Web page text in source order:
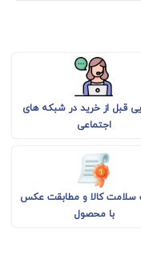
قبل از خرید در شبکه های
اجتماعی
سلامت کالا و مطابقت عکس
با محصول